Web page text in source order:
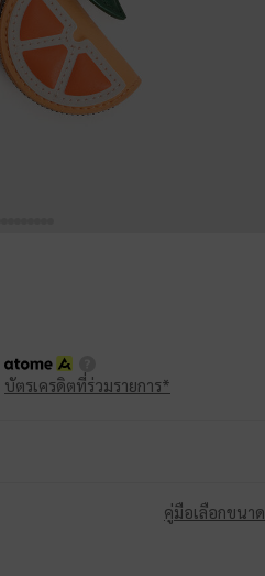
บัตรเครดิตที่ร่วมรายการ*
คู่มือเลือกขนาด